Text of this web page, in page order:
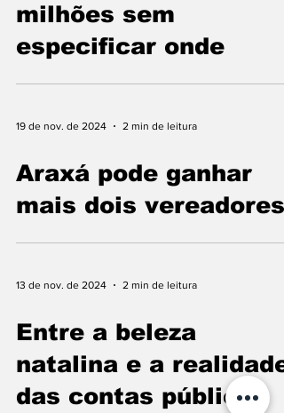
milhões sem
especificar onde
19 de nov. de 2024 2 min de leitura
Araxá pode ganhar
mais dois vereadores
13 de nov. de 2024 2 min de leitura
Entre a beleza
natalina e a realidade
das contas públicas